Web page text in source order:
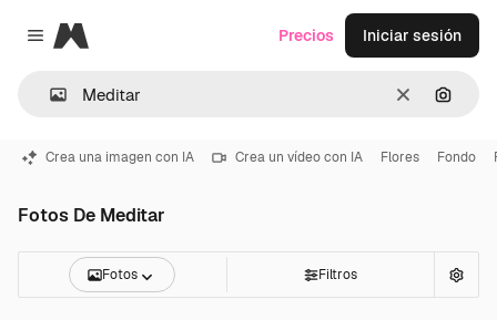
Close menu
Magnific
Borrar
Precios Iniciar sesión
Crea una imagen con IA Crea un vídeo con IA Flores Fondo
Fotos De Meditar
Fotos Filtros